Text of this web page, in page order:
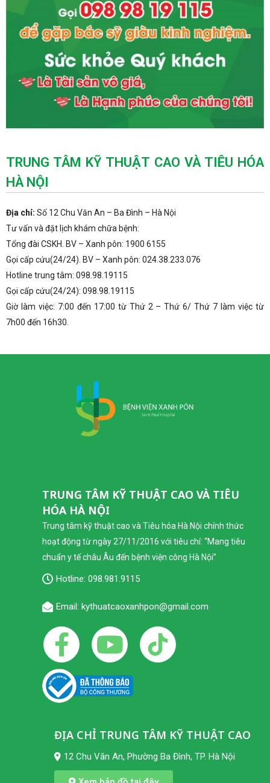
TRUNG TÂM KỸ THUẬT CAO VÀ TIÊU HÓA
HÀ NỘI
Địa chỉ: Số 12 Chu Văn An – Ba Đình – Hà Nội
Tư vấn và đặt lịch khám chữa bệnh:
Tổng đài CSKH. BV – Xanh pôn: 1900 6155
Gọi cấp cứu(24/24). BV – Xanh pôn: 024.38.233.076
Hotline trung tâm: 098.98.19115
Gọi cấp cứu(24/24): 098.98.19115
Giờ làm việc: 7:00 đến 17:00 từ Thứ 2 – Thứ 6/ Thứ 7 làm việc từ
7h00 đến 16h30.
TRUNG TÂM KỸ THUẬT CAO VÀ TIÊU
HÓA HÀ NỘI
Trung tâm kỹ thuật cao và Tiêu hóa Hà Nội chính thức
hoạt động từ ngày 27/11/2016 với tiêu chí: “Mang tiêu
chuẩn y tế châu Âu đến bệnh viện công Hà Nội”
Hotline: 098.981.9115
Email: kythuatcaoxanhpon@gmail.com
ĐỊA CHỈ TRUNG TÂM KỸ THUẬT CAO
12 Chu Văn An, Phường Ba Đình, TP. Hà Nội